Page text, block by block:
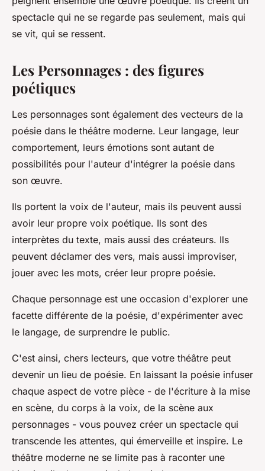
spectacle qui ne se regarde pas seulement, mais qui
se vit, qui se ressent.
Les Personnages : des figures
poétiques
Les personnages sont également des vecteurs de la
poésie dans le théâtre moderne. Leur langage, leur
comportement, leurs émotions sont autant de
possibilités pour l'auteur d'intégrer la poésie dans
son œuvre.
Ils portent la voix de l'auteur, mais ils peuvent aussi
avoir leur propre voix poétique. Ils sont des
interprètes du texte, mais aussi des créateurs. Ils
peuvent déclamer des vers, mais aussi improviser,
jouer avec les mots, créer leur propre poésie.
Chaque personnage est une occasion d'explorer une
facette différente de la poésie, d'expérimenter avec
le langage, de surprendre le public.
C'est ainsi, chers lecteurs, que votre théâtre peut
devenir un lieu de poésie. En laissant la poésie infuser
chaque aspect de votre pièce - de l'écriture à la mise
en scène, du corps à la voix, de la scène aux
personnages - vous pouvez créer un spectacle qui
transcende les attentes, qui émerveille et inspire. Le
théâtre moderne ne se limite pas à raconter une